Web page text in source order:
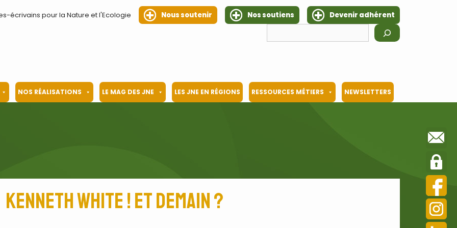
écrivains pour la Nature et l'Ecologie Nous soutenir Nos soutiens
Devenir adhérent
NOS RÉALISATIONS LE MAG DES JNE LES JNE EN RÉGIONS RESSOURCES MÉTIERS NEWSLETTERS
Kenneth White ! Et demain ?